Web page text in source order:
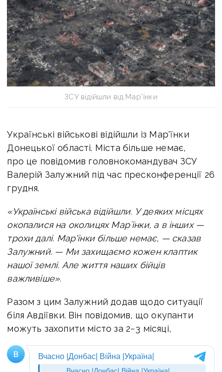
ЗСУ відійшли від Мар'їнки
Українські військові відійшли із Мар'їнки
Донецької області. Міста більше немає,
про це повідомив головнокомандувач ЗСУ
Валерій Залужний під час пресконференції 26
грудня.
«Українські війська відійшли. У деяких місцях
окопалися на околицях Марʼїнки, а в інших —
трохи далі. Мар'їнки більше немає, — сказав
Залужний. — Ми захищаємо кожен клаптик
нашої землі. Але життя наших бійців
важливіше».
Разом з цим Залужний додав щодо ситуації
біля Авдіївки. Він повідомив, що окупанти
можуть захопити місто за 2−3 місяці,